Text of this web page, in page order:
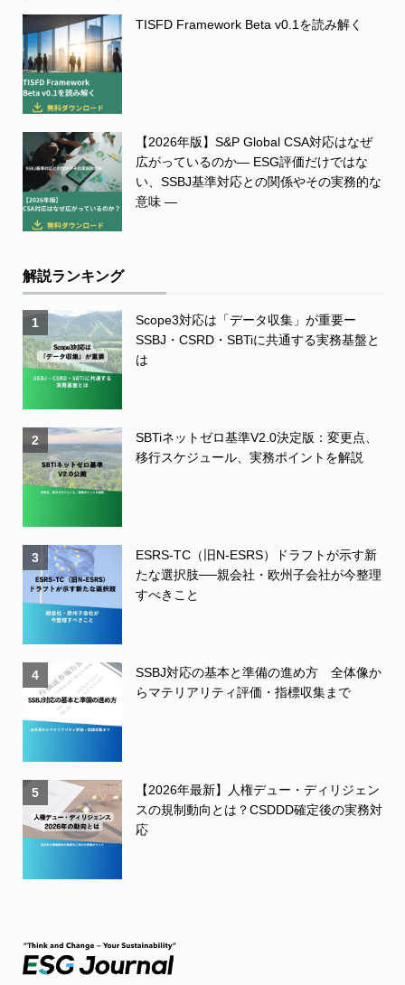
TISFD Framework Beta v0.1を読み解く
【2026年版】S&P Global CSA対応はなぜ
広がっているのか― ESG評価だけではな
い、SSBJ基準対応との関係やその実務的な
意味 ―
解説ランキング
1
Scope3対応は「データ収集」が重要ー
SSBJ・CSRD・SBTiに共通する実務基盤と
は
2
SBTiネットゼロ基準V2.0決定版：変更点、
移行スケジュール、実務ポイントを解説
3
ESRS-TC（旧N-ESRS）ドラフトが示す新
たな選択肢──親会社・欧州子会社が今整理
すべきこと
4
SSBJ対応の基本と準備の進め方 全体像か
らマテリアリティ評価・指標収集まで
5
【2026年最新】人権デュー・ディリジェン
スの規制動向とは？CSDDD確定後の実務対
応